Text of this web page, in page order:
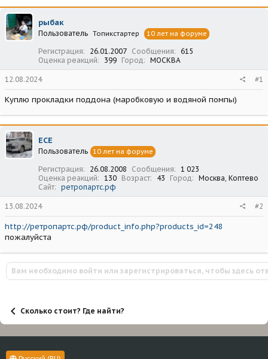
т
о
р
т
т
н
а
а
л
а
рыбак
Пользователь Топикстартер 10 лет на форуме
Регистрация 26.01.2007 Сообщения
615
Оценка реакций
399 Город МОСКВА
12.08.2024 #1
Куплю прокладки поддона (маробковую и водяной помпы)
ECE
Пользователь 10 лет на форуме
Регистрация 26.08.2008 Сообщения
1 023
Оценка реакций
130 Возраст 43 Город
Москва, Коптево
Сайт
ретропартс.рф
13.08.2024 #2
http://ретропартс.рф/product_info.php?products_id=248
пожалуйста
Вам необходимо войти или зарегистрироваться, чтобы здесь
Сколько стоит? Где найти?